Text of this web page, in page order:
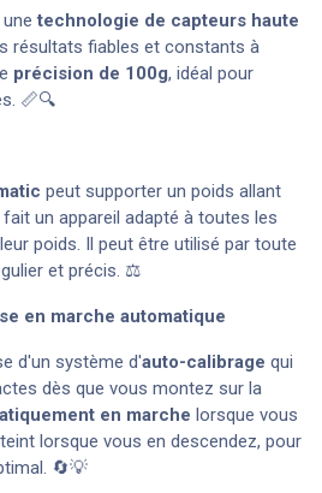
unetechnologie de capteurs haute
résultats fiables et constants à
précision de 100g, idéal pour
📏🔍
peut supporter un poids allant
fait un appareil adapté à toutes les
poids. Il peut être utilisé par toute
et précis. ⚖️
en marche automatique
d'un système d'auto-calibrage qui
dès que vous montez sur la
en marche lorsque vous
lorsque vous en descendez, pour
🔄💡